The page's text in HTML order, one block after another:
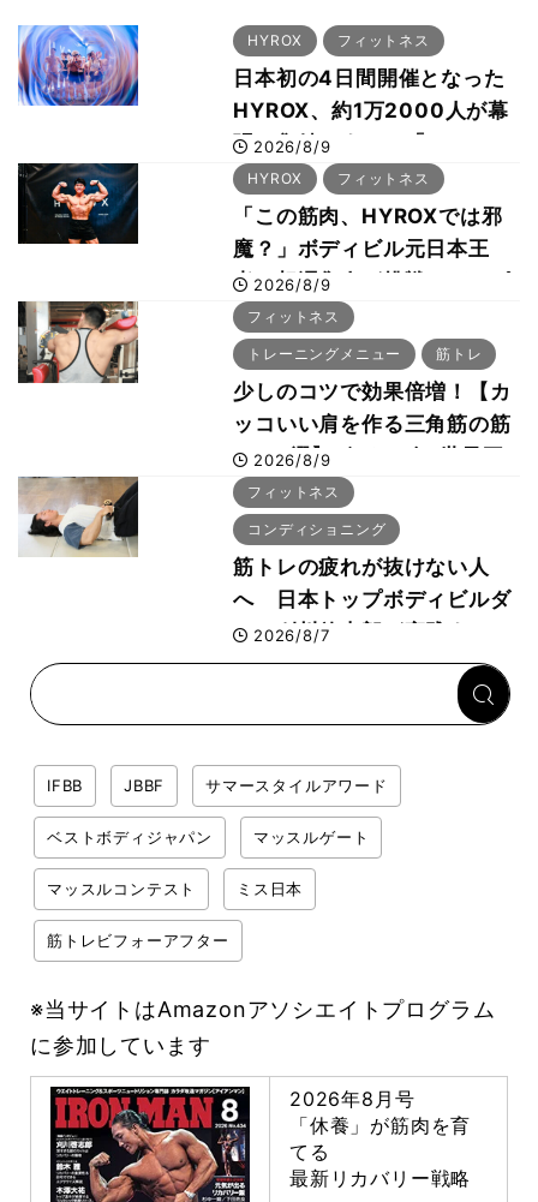
HYROX フィットネス
日本初の4日間開催となった
HYROX、約1万2000人が幕
張に集結 すでに「2028、
29年の大会も準備」
2026/8/9
HYROX フィットネス
「この筋肉、HYROXでは邪
魔？」ボディビル元日本王
者・相澤隼人が挑戦 バーピ
ーでは驚異の種目2位
2026/8/9
フィットネス
トレーニングメニュー 筋トレ
少しのコツで効果倍増！【カ
ッコいい肩を作る三角筋の筋
トレ6選】ボディビル世界王
者が解説！
2026/8/9
フィットネス
コンディショニング
筋トレの疲れが抜けない人
へ 日本トップボディビルダ
ー・刈川啓志郎が実践する
「回復習慣」
2026/8/7
IFBB JBBF サマースタイルアワード
ベストボディジャパン マッスルゲート
マッスルコンテスト ミス日本
筋トレビフォーアフター
※当サイトはAmazonアソシエイトプログラム
に参加しています
2026年8月号
「休養」が筋肉を育
てる
最新リカバリー戦略